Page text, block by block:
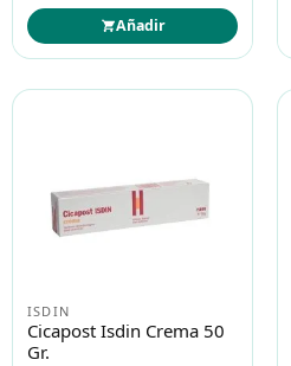
Óptica
Salud
Óptica
Salud
Añadir
ISDIN
Cicapost Isdin Crema 50
Gr.